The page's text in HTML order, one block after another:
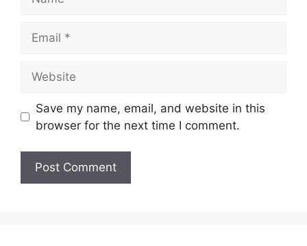
Save my name, email, and website in this
browser for the next time I comment.